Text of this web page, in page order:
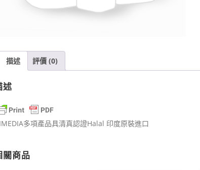
描述 評價 (0)
述
多項產品具清真認證Halal 印度原裝進口
關商品